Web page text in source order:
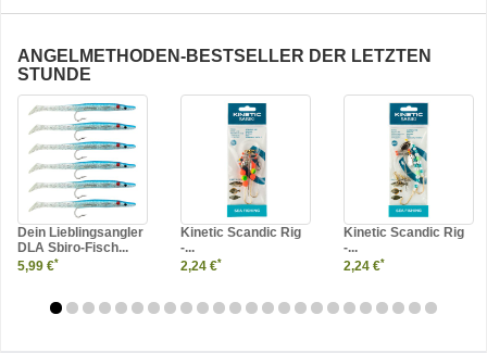
ANGELMETHODEN-BESTSELLER DER LETZTEN
STUNDE
Dein Lieblingsangler
DLA Sbiro-Fisch...
5,99 €*
Kinetic Scandic Rig
-...
2,24 €*
Kinetic Scandic Rig
-...
2,24 €*